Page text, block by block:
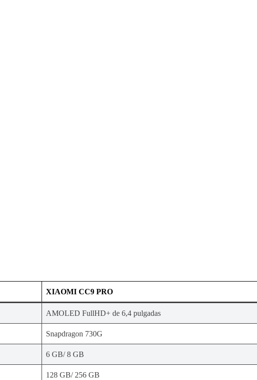
XIAOMI CC9 PRO
AMOLED FullHD+ de 6,4 pulgadas
Snapdragon 730G
6 GB/ 8 GB
128 GB/ 256 GB